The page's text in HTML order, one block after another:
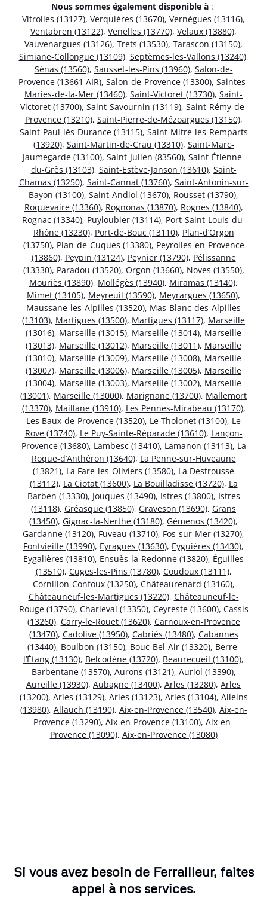
Nous sommes également disponible à :
Vitrolles (13127), Verquières (13670), Vernègues (13116),
Ventabren (13122), Venelles (13770), Velaux (13880),
Vauvenargues (13126), Trets (13530), Tarascon (13150),
Simiane-Collongue (13109), Septèmes-les-Vallons (13240),
Sénas (13560), Sausset-les-Pins (13960), Salon-de-
Provence (13661 AIR), Salon-de-Provence (13300), Saintes-
Maries-de-la-Mer (13460), Saint-Victoret (13730), Saint-
Victoret (13700), Saint-Savournin (13119), Saint-Rémy-de-
Provence (13210), Saint-Pierre-de-Mézoargues (13150),
Saint-Paul-lès-Durance (13115), Saint-Mitre-les-Remparts
(13920), Saint-Martin-de-Crau (13310), Saint-Marc-
Jaumegarde (13100), Saint-Julien (83560), Saint-Étienne-
du-Grès (13103), Saint-Estève-Janson (13610), Saint-
Chamas (13250), Saint-Cannat (13760), Saint-Antonin-sur-
Bayon (13100), Saint-Andiol (13670), Rousset (13790),
Roquevaire (13360), Rognonas (13870), Rognes (13840),
Rognac (13340), Puyloubier (13114), Port-Saint-Louis-du-
Rhône (13230), Port-de-Bouc (13110), Plan-d’Orgon
(13750), Plan-de-Cuques (13380), Peyrolles-en-Provence
(13860), Peypin (13124), Peynier (13790), Pélissanne
(13330), Paradou (13520), Orgon (13660), Noves (13550),
Mouriès (13890), Mollégès (13940), Miramas (13140),
Mimet (13105), Meyreuil (13590), Meyrargues (13650),
Maussane-les-Alpilles (13520), Mas-Blanc-des-Alpilles
(13103), Martigues (13500), Martigues (13117), Marseille
(13016), Marseille (13015), Marseille (13014), Marseille
(13013), Marseille (13012), Marseille (13011), Marseille
(13010), Marseille (13009), Marseille (13008), Marseille
(13007), Marseille (13006), Marseille (13005), Marseille
(13004), Marseille (13003), Marseille (13002), Marseille
(13001), Marseille (13000), Marignane (13700), Mallemort
(13370), Maillane (13910), Les Pennes-Mirabeau (13170),
Les Baux-de-Provence (13520), Le Tholonet (13100), Le
Rove (13740), Le Puy-Sainte-Réparade (13610), Lançon-
Provence (13680), Lambesc (13410), Lamanon (13113), La
Roque-d’Anthéron (13640), La Penne-sur-Huveaune
(13821), La Fare-les-Oliviers (13580), La Destrousse
(13112), La Ciotat (13600), La Bouilladisse (13720), La
Barben (13330), Jouques (13490), Istres (13800), Istres
(13118), Gréasque (13850), Graveson (13690), Grans
(13450), Gignac-la-Nerthe (13180), Gémenos (13420),
Gardanne (13120), Fuveau (13710), Fos-sur-Mer (13270),
Fontvieille (13990), Eyragues (13630), Eyguières (13430),
Eygalières (13810), Ensuès-la-Redonne (13820), Éguilles
(13510), Cuges-les-Pins (13780), Coudoux (13111),
Cornillon-Confoux (13250), Châteaurenard (13160),
Châteauneuf-les-Martigues (13220), Châteauneuf-le-
Rouge (13790), Charleval (13350), Ceyreste (13600), Cassis
(13260), Carry-le-Rouet (13620), Carnoux-en-Provence
(13470), Cadolive (13950), Cabriès (13480), Cabannes
(13440), Boulbon (13150), Bouc-Bel-Air (13320), Berre-
l’Étang (13130), Belcodène (13720), Beaurecueil (13100),
Barbentane (13570), Aurons (13121), Auriol (13390),
Aureille (13930), Aubagne (13400), Arles (13280), Arles
(13200), Arles (13129), Arles (13123), Arles (13104), Alleins
(13980), Allauch (13190), Aix-en-Provence (13540), Aix-en-
Provence (13290), Aix-en-Provence (13100), Aix-en-
Provence (13090), Aix-en-Provence (13080)
Si vous avez besoin de Ferrailleur, faites
appel à nos services.